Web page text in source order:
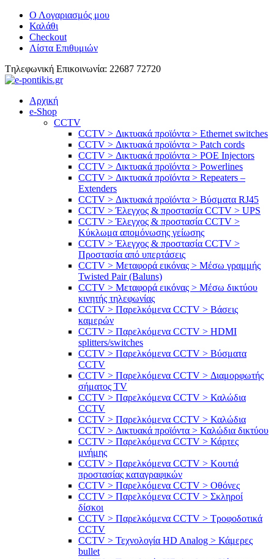
Ο Λογαριασμός μου
Καλάθι
Checkout
Λίστα Επιθυμιών
Tηλεφωνική Επικοινωνία: 22687 72720
Αρχική
e-Shop
CCTV
CCTV > Δικτυακά προϊόντα > Ethernet switches
CCTV > Δικτυακά προϊόντα > Patch cords
CCTV > Δικτυακά προϊόντα > POE Injectors
CCTV > Δικτυακά προϊόντα > Powerlines
CCTV > Δικτυακά προϊόντα > Repeaters –
Extenders
CCTV > Δικτυακά προϊόντα > Βύσματα RJ45
CCTV > Έλεγχος & προστασία CCTV > UPS
CCTV > Έλεγχος & προστασία CCTV >
Κύκλωμα απομόνωσης γείωσης
CCTV > Έλεγχος & προστασία CCTV >
Προστασία από υπερτάσεις
CCTV > Μεταφορά εικόνας > Μέσω γραμμής
Twisted Pair (Baluns)
CCTV > Μεταφορά εικόνας > Μέσω δικτύου
κινητής τηλεφωνίας
CCTV > Παρελκόμενα CCTV > Bάσεις
καμερών
CCTV > Παρελκόμενα CCTV > HDMI
splitters/switches
CCTV > Παρελκόμενα CCTV > Βύσματα
CCTV
CCTV > Παρελκόμενα CCTV > Διαμορφωτής
σήματος TV
CCTV > Παρελκόμενα CCTV > Καλώδια
CCTV
CCTV > Παρελκόμενα CCTV > Καλώδια
CCTV > Δικτυακά προϊόντα > Καλώδια δικτύου
CCTV > Παρελκόμενα CCTV > Κάρτες
μνήμης
CCTV > Παρελκόμενα CCTV > Κουτιά
προστασίας καταγραφικών
CCTV > Παρελκόμενα CCTV > Οθόνες
CCTV > Παρελκόμενα CCTV > Σκληροί
δίσκοι
CCTV > Παρελκόμενα CCTV > Τροφοδοτικά
CCTV
CCTV > Τεχνολογία HD Analog > Κάμερες
bullet